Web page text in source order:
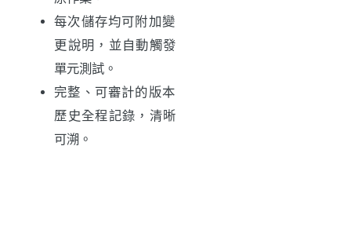
每次儲存均可附加變
更說明，並自動觸發
單元測試。
完整、可審計的版本
歷史全程記錄，清晰
可溯。